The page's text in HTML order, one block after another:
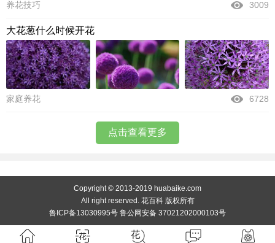
养花技巧 3009
大花葱什么时候开花
家庭养花 6728
点击查看更多
Copyright © 2013-2019 huabaike.com
All right reserved. 花百科 版权所有
鲁ICP备13030995号 鲁公网安备 37021202000103号